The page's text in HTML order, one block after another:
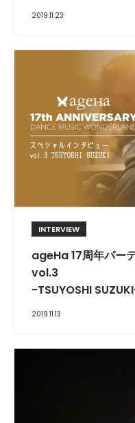
2019.11.23
INTERVIEW
ageHa 17周年パー
vol.3
-TSUYOSHI
2019.11.13